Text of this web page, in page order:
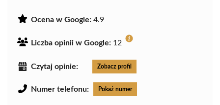
Ocena w Google: 4.9
Liczba opinii w Google: 12
Czytaj opinie: Zobacz profil
Numer telefonu: Pokaż numer